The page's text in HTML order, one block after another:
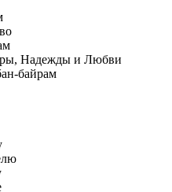
Надежды и Любви
байрам